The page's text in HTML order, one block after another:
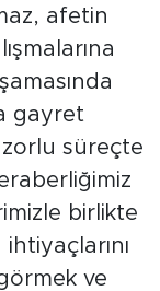
afetin
gayret
zorlu süreçte
birlikte
ve